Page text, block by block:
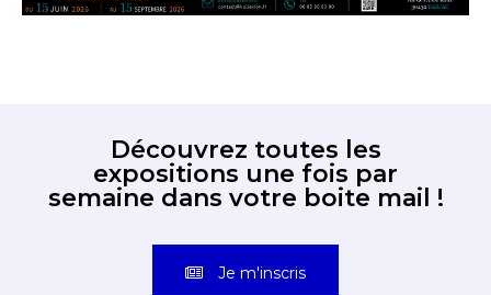
Découvrez toutes les
expositions une fois par
semaine dans votre boite mail !
Je m'inscris